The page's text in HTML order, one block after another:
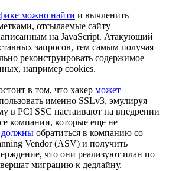
можно найти и вычленить
отсылаемые сайту
на JavaScript. Атакующий
запросов, тем самым получая
реконструировать содержимое
например cookies.
в том, что хакер может
именно SSLv3, эмулируя
в PCI SSC настаивают на внедрении
компании, которые еще не
должны обратиться в компанию со
Vendor (ASV) и получить
что они реализуют план по
миграцию к дедлайну.